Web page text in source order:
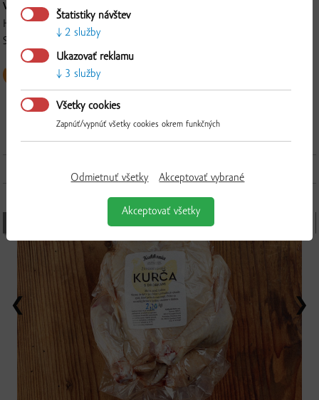
VÝROBCA:
Hydina PIERKO, s.r.o., Gaštanový rad 4168/9, 929 01, Dunajská
Streda
Ďalšie produkty z tejto kategórie
Štatistiky návštev
2 služby
Ukazovať reklamu
3 služby
Všetky cookies
Zapnúť/vypnúť všetky cookies okrem funkčných
Odmietnuť všetky Akceptovať vybrané
Akceptovať všetky